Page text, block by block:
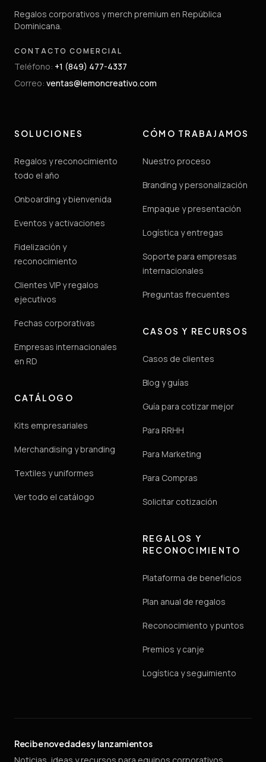
Regalos corporativos y merch premium en República
Dominicana.
CONTACTO COMERCIAL
Teléfono: +1 (849) 477-4337
Correo: ventas@lemoncreativo.com
SOLUCIONES
Regalos y reconocimiento
todo el año
Onboarding y bienvenida
Eventos y activaciones
Fidelización y
reconocimiento
Clientes VIP y regalos
ejecutivos
Fechas corporativas
Empresas internacionales
en RD
CATÁLOGO
Kits empresariales
Merchandising y branding
Textiles y uniformes
Ver todo el catálogo
CÓMO TRABAJAMOS
Nuestro proceso
Branding y personalización
Empaque y presentación
Logística y entregas
Soporte para empresas
internacionales
Preguntas frecuentes
CASOS Y RECURSOS
Casos de clientes
Blog y guías
Guía para cotizar mejor
Para RRHH
Para Marketing
Para Compras
Solicitar cotización
REGALOS Y
RECONOCIMIENTO
Plataforma de beneficios
Plan anual de regalos
Reconocimiento y puntos
Premios y canje
Logística y seguimiento
Recibe novedades y lanzamientos